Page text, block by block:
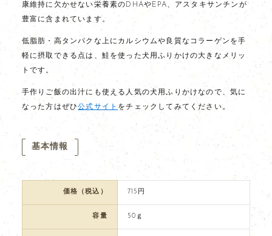
康維持に欠かせない栄養素のDHAやEPA、アスタキサンチンが
豊富に含まれています。
低脂肪・高タンパクな上にカルシウムや良質なコラーゲンを手
軽に摂取できる点は、鮭を使った犬用ふりかけの大きなメリッ
トです。
手作りご飯の出汁にも使える人気の犬用ふりかけなので、気に
なった方はぜひ公式サイト をチェックしてみてください。
基本情報
価格（税込） 715円
容量 50ｇ